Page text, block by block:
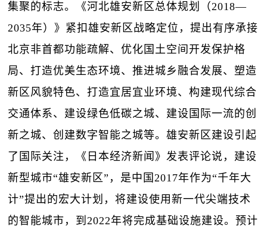
集聚的标志。《河北雄安新区总体规划（2018—
2035年）》紧扣雄安新区战略定位，提出有序承接
北京非首都功能疏解、优化国土空间开发保护格
局、打造优美生态环境、推进城乡融合发展、塑造
新区风貌特色、打造宜居宜业环境、构建现代综合
交通体系、建设绿色低碳之城、建设国际一流的创
新之城、创建数字智能之城等。雄安新区建设引起
了国际关注，《日本经济新闻》发表评论说，建设
新型城市“雄安新区”，是中国2017年作为“千年大
计”提出的宏大计划，将建设使用新一代尖端技术
的智能城市，到2022年将完成基础设施建设。预计